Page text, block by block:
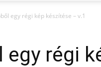
egy régi kép készítése – v.1
egy régi